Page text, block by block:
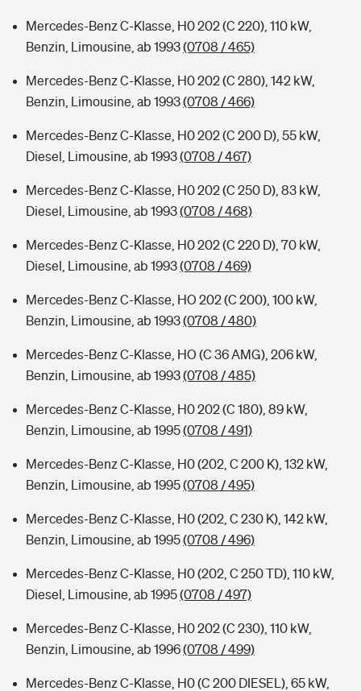
Typklassen: So ist Ihr Auto eingestuft
Sie haben Fragen?
Mercedes-Benz C-Klasse, H0 202 (C 220), 110 kW,
Benzin, Limousine, ab 1993(0708 / 465)
Mercedes-Benz C-Klasse, H0 202 (C 280), 142 kW,
Benzin, Limousine, ab 1993(0708 / 466)
Mercedes-Benz C-Klasse, H0 202 (C 200 D), 55 kW,
Diesel, Limousine, ab 1993(0708 / 467)
Mercedes-Benz C-Klasse, H0 202 (C 250 D), 83 kW,
Diesel, Limousine, ab 1993(0708 / 468)
Mercedes-Benz C-Klasse, H0 202 (C 220 D), 70 kW,
Diesel, Limousine, ab 1993(0708 / 469)
Mercedes-Benz C-Klasse, HO 202 (C 200), 100 kW,
Benzin, Limousine, ab 1993(0708 / 480)
Mercedes-Benz C-Klasse, HO (C 36 AMG), 206 kW,
Benzin, Limousine, ab 1993(0708 / 485)
Mercedes-Benz C-Klasse, H0 202 (C 180), 89 kW,
Benzin, Limousine, ab 1995(0708 / 491)
Mercedes-Benz C-Klasse, H0 (202, C 200 K), 132 kW,
Benzin, Limousine, ab 1995(0708 / 495)
Mercedes-Benz C-Klasse, H0 (202, C 230 K), 142 kW,
Benzin, Limousine, ab 1995(0708 / 496)
Mercedes-Benz C-Klasse, H0 (202, C 250 TD), 110 kW,
Diesel, Limousine, ab 1995(0708 / 497)
Mercedes-Benz C-Klasse, H0 202 (C 230), 110 kW,
Benzin, Limousine, ab 1996(0708 / 499)
Mercedes-Benz C-Klasse, H0 (C 200 DIESEL), 65 kW,